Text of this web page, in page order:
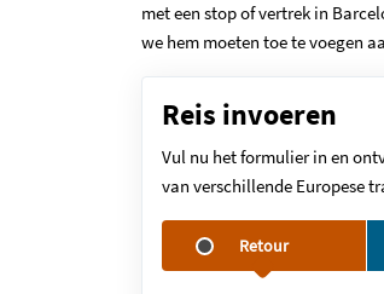
met een stop of vertrek in
we hem moeten toe te voegen
Reis invoeren
Vul nu het formulier in en
van verschillende Europese
Retour